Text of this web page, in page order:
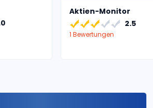
Aktien-Monitor
2.5
1 Bewertungen